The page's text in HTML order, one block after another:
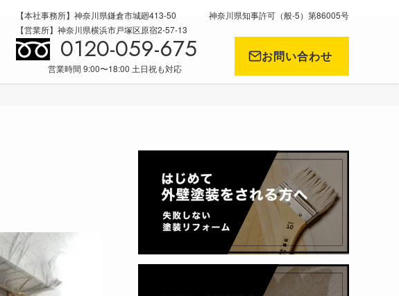
【本社事務所】神奈川県鎌倉市城廻413-50
【営業所】神奈川県横浜市戸塚区原宿2-57-13
神奈川県知事許可（般-5）第86005号
0120-059-675
営業時間 9:00〜18:00 土日祝も対応
お問い合わせ